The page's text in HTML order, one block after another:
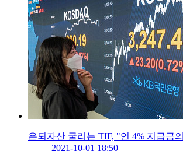
은퇴자산 굴리는 TIF, "연 4% 지급금
2021-10-01 18:50